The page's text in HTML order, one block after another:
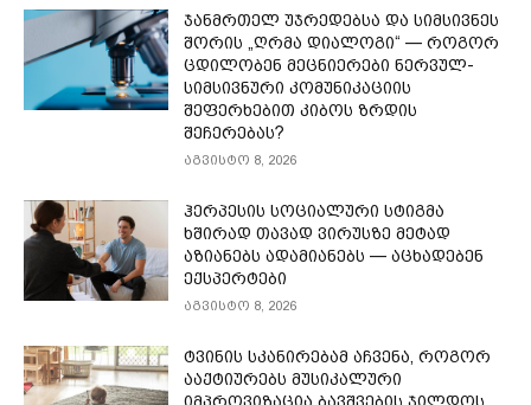
ჯანმრთელ უჯრედებსა და სიმსივნეს
შორის „ღრმა დიალოგი“ — როგორ
ცდილობენ მეცნიერები ნერვულ-
სიმსივნური კომუნიკაციის
შეფერხებით კიბოს ზრდის
შეჩერებას?
აგვისტო 8, 2026
ჰერპესის სოციალური სტიგმა
ხშირად თავად ვირუსზე მეტად
აზიანებს ადამიანებს — აცხადებენ
ექსპერტები
აგვისტო 8, 2026
ტვინის სკანირებამ აჩვენა, როგორ
ააქტიურებს მუსიკალური
იმპროვიზაცია ბავშვების ჯილდოს